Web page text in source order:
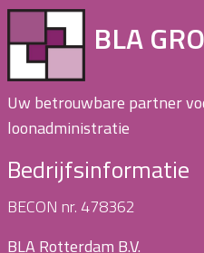
BLA
Uw betrouwbare partner
loonadministratie
Bedrijfsinformatie
BECON nr. 478362
BLA Rotterdam B.V.